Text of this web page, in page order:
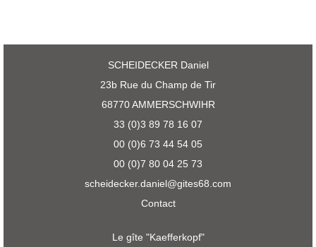
SCHEIDECKER Daniel
23b Rue du Champ de Tir
68770 AMMERSCHWIHR
33 (0)3 89 78 16 07
00 (0)6 73 44 54 05
00 (0)7 80 04 25 73
scheidecker.daniel@gites68.com
Contact
Le gîte "Kaefferkopf"